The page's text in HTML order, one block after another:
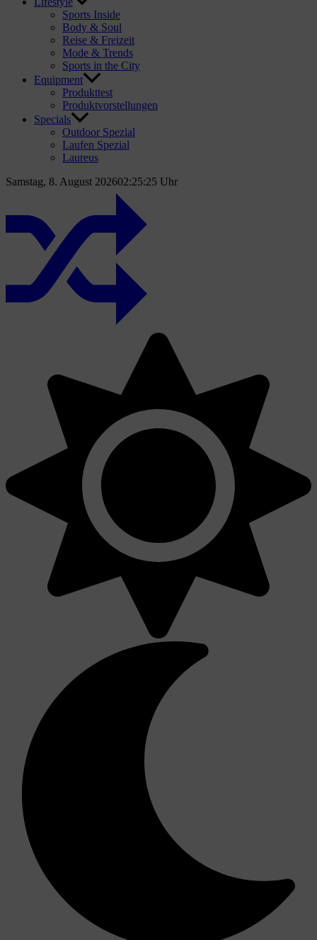
Sports Inside
Body & Soul
Reise & Freizeit
Mode & Trends
Sports in the City
Equipment
Produkttest
Produktvorstellungen
Specials
Outdoor Spezial
Laufen Spezial
Laureus
Samstag, 8. August 202602:25:26 Uhr